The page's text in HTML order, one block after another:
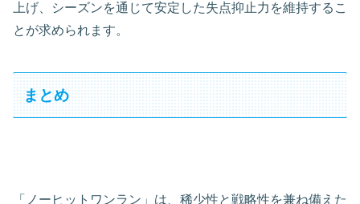
上げ、シーズンを通じて安定した失点抑止力を維持するこ
とが求められます。
まとめ
「ノーヒットワンラン」は、稀少性と戦略性を兼ね備えた